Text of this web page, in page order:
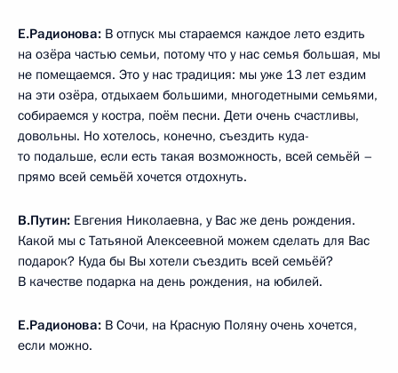
Е.Радионова: В отпуск мы стараемся каждое лето ездить
на озёра частью семьи, потому что у нас семья большая, мы
не помещаемся. Это у нас традиция: мы уже 13 лет ездим
на эти озёра, отдыхаем большими, многодетными семьями,
собираемся у костра, поём песни. Дети очень счастливы,
довольны. Но хотелось, конечно, съездить куда-
то подальше, если есть такая возможность, всей семьёй –
прямо всей семьёй хочется отдохнуть.
В.Путин: Евгения Николаевна, у Вас же день рождения.
Какой мы с Татьяной Алексеевной можем сделать для Вас
подарок? Куда бы Вы хотели съездить всей семьёй?
В качестве подарка на день рождения, на юбилей.
Е.Радионова: В Сочи, на Красную Поляну очень хочется,
если можно.